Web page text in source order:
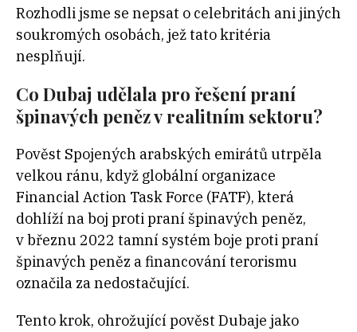
Rozhodli jsme se nepsat o celebritách ani jiných
soukromých osobách, jež tato kritéria
nesplňují.
Co Dubaj udělala pro řešení praní
špinavých peněz v realitním sektoru?
Pověst Spojených arabských emirátů utrpěla
velkou ránu, když globální organizace
Financial Action Task Force (FATF), která
dohlíží na boj proti praní špinavých peněz,
v březnu 2022 tamní systém boje proti praní
špinavých peněz a financování terorismu
označila za nedostačující.
Tento krok, ohrožující pověst Dubaje jako